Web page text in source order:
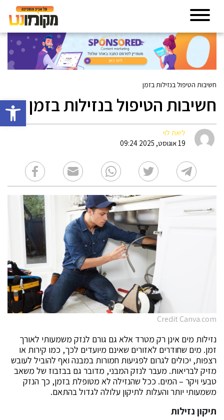
פתח
חשיבות הטיפול בנזילות בזמן
חשיבות הטיפול בנזילות בזמן
ליאת לוי
19 אוגוסט, 2025 09:24
Credit Canva.com
נזילות מים אינן רק מטרד אלא גם גורם לנזק משמעותי לאורך
זמן. מים שחודרים לאזורים שאינם מיועדים לכך, כמו קירות או
רצפות, יכולים לגרום לפגיעות חמורות במבנה ואף להוביל לעובש
מזיק לבריאות. מעבר לנזק המבני, מדובר גם בבזבוז של משאב
טבעי ויקר – המים. ככל שהנזילה לא מטופלת בזמן, כך הנזק
משמעותי יותר והעלות לתיקון עלולה לגדול בהתאם.
תיקון נזילות